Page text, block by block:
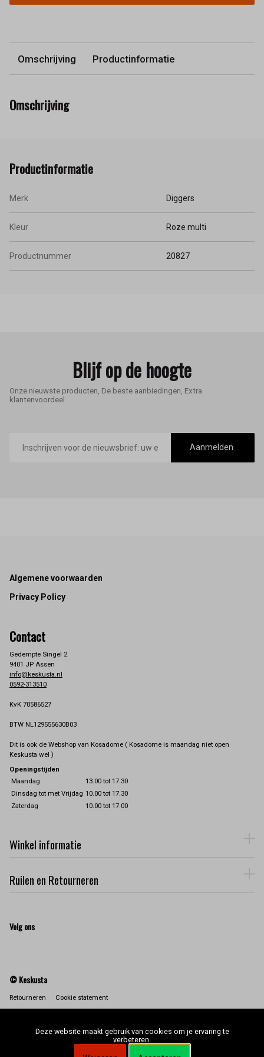
Omschrijving Productinformatie
Omschrijving
Productinformatie
Merk Diggers
Kleur Roze multi
Productnummer 20827
Blijf op de hoogte
Onze nieuwste producten, De beste aanbiedingen, Extra
klantenvoordeel
mailadres
Aanmelden
Footer
Algemene voorwaarden
Privacy Policy
Contact
Gedempte Singel 2
9401 JP Assen
info@keskusta.nl
0592-313510
KvK 70586527
BTW NL129555630B03
Dit is ook de Webshop van Kosadome ( Kosadome is maandag niet open
Keskusta wel )
Openingstijden
Maandag
13.00 tot 17.30
Dinsdag tot met Vrijdag 10.00 tot 17.30
Zaterdag
10.00 tot 17.00
Winkel informatie
Ruilen en Retourneren
Volg ons
© Keskusta
Retourneren Cookie statement
Deze website maakt gebruik van cookies om je ervaring te
verbeteren.